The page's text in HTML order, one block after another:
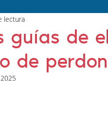
Antonini
Campagne
guías de
de
lectura